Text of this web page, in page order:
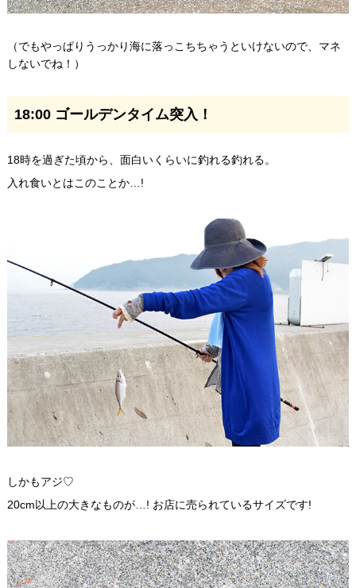
（でもやっぱりうっかり海に落っこちちゃうといけないので、マネ
しないでね！）
18:00 ゴールデンタイム突入！
18時を過ぎた頃から、面白いくらいに釣れる釣れる。
入れ食いとはこのことか…!
しかもアジ♡
20cm以上の大きなものが…! お店に売られているサイズです!